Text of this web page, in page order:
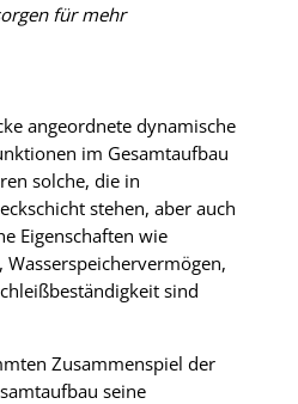
für mehr
angeordnete dynamische
im Gesamtaufbau
solche, die in
stehen, aber auch
Eigenschaften wie
sind
Zusammenspiel der
seine